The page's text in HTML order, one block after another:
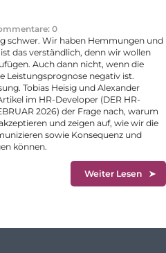
0
schwer. Wir haben Hemmungen und
das verständlich, denn wir wollen
Auch dann nicht, wenn die
Leistungsprognose negativ ist.
Tobias Heisig und Alexander
im HR-Developer (DER HR-
2026) der Frage nach, warum
und zeigen auf, wie wir die
sowie Konsequenz und
können.
Weiter Lesen